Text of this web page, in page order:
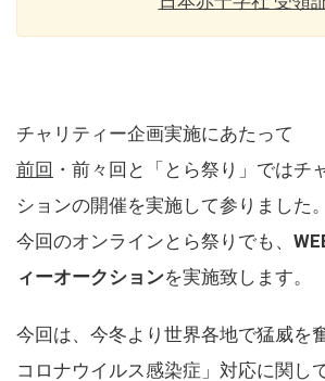
チャリティー企画実施にあたって
前回 ・前々回と「とら祭り」ではチ
ションの開催を実施して参りました。
今回のオンラインとら祭りでも、
ィーオークションを実施致します。
今回は、今冬より世界各地で猛威を
コロナウイルス感染症」対応に関し